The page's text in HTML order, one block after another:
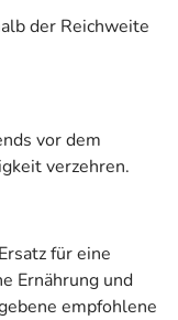
der Reichweite
vor dem
verzehren.
für eine
Ernährung und
empfohlene